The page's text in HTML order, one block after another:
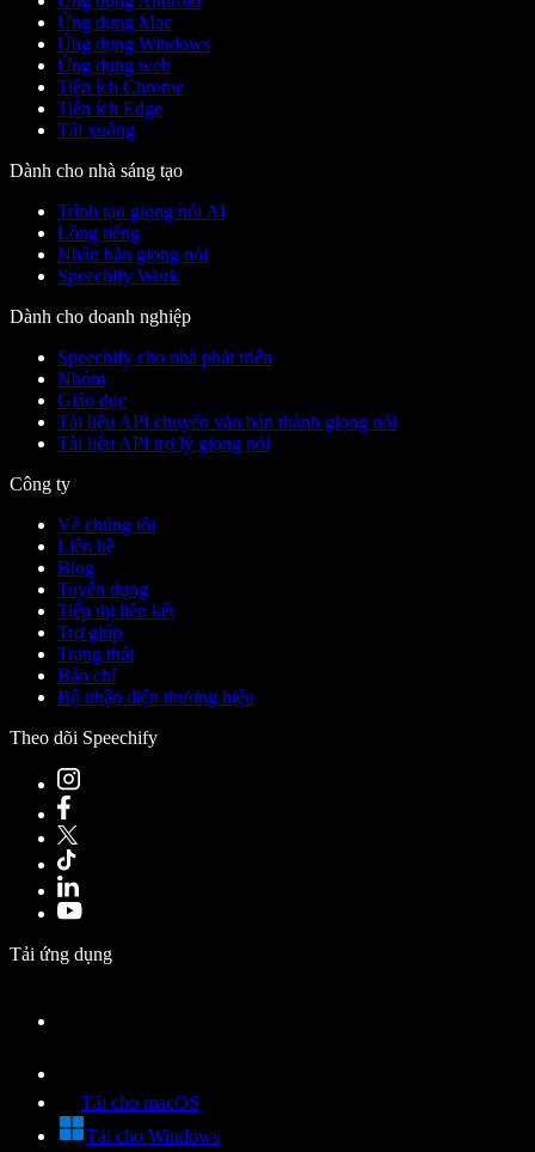
Ứng dụng Mac
Ứng dụng Windows
Ứng dụng web
Tiện ích Chrome
Tiện ích Edge
Tải xuống
Dành cho nhà sáng tạo
Trình tạo giọng nói AI
Lồng tiếng
Nhân bản giọng nói
Speechify Work
Dành cho doanh nghiệp
Speechify cho nhà phát triển
Nhóm
Giáo dục
Tài liệu API chuyển văn bản thành giọng nói
Tài liệu API trợ lý giọng nói
Công ty
Về chúng tôi
Liên hệ
Blog
Tuyển dụng
Tiếp thị liên kết
Trợ giúp
Trạng thái
Báo chí
Bộ nhận diện thương hiệu
Theo dõi Speechify
Tải ứng dụng
Tải cho macOS
Tải cho Windows